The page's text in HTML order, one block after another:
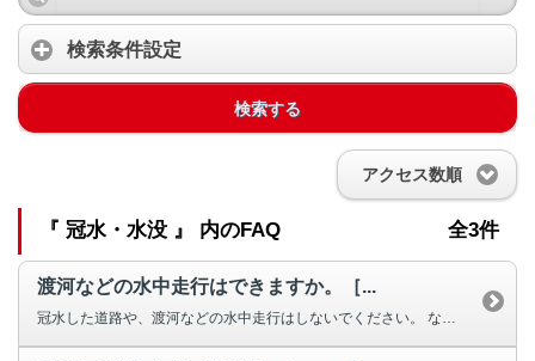
検索条件設定
検索する
アクセス数順
『 冠水・水没 』 内のFAQ 全3件
渡河などの水中走行はできますか。［...